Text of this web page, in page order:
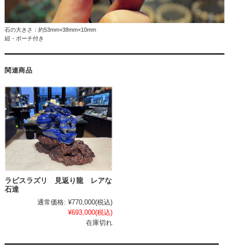
石の大きさ：約53mm×38mm×10mm
紐・ポーチ付き
関連商品
ラピスラズリ 見返り龍 レアな
石達
通常価格: ¥770,000(税込)
¥693,000(税込)
在庫切れ